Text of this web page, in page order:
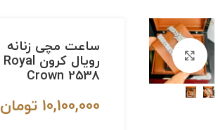
برای بزرگنمایی کلیک کنیدساعت مچی زنانه
رویال کرون Royal
Crown 2538
10,100,000 تومان